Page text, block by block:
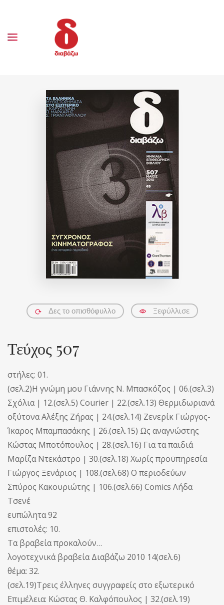
Δες το οπισθόφυλλο Ξεφύλλισε
Τεύχος 507
στήλες: 01.
(σελ.2)Η γνώμη μου Γιάννης Ν. Μπασκόζος | 06.(σελ.3)
Σχόλια | 12.(σελ.5) Courier | 22.(σελ.13) Θερμιδωριανά
οξύτονα Αλέξης Ζήρας | 24.(σελ.14) Ζενερίκ Γιώργος-
Ίκαρος Μπαμπασάκης | 26.(σελ.15) Ως αναγνώστης
Κώστας Μποτόπουλος | 28.(σελ.16) Για τα παιδιά
Μαρίζα Ντεκάστρο | 30.(σελ.18) Χωρίς προϋπηρεσία
Γιώργος Ξενάριος | 108.(σελ.68) Ο περιοδεύων
Σπύρος Κακουριώτης | 106.(σελ.66) Comics Λήδα
Τσενέ
ευπώλητα 92
επιστολές: 10.
Τα βραβεία προκαλούν…
λογοτεχνικά βραβεία Διαβάζω 2010 14(σελ.6)
θέμα: 32.
(σελ.19)Τρεις έλληνες συγγραφείς στο εξωτερικό
Επιμέλεια: Κώστας Θ. Καλφόπουλος | 32.(σελ.19)